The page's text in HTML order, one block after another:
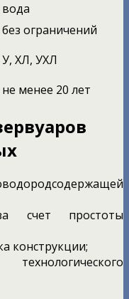
вода
без ограничений
У, ХЛ, УХЛ
не менее 20 лет
счет простоты
конструкции;